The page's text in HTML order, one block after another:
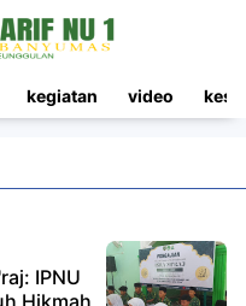
kegiatan video
IPNU
Hikmah